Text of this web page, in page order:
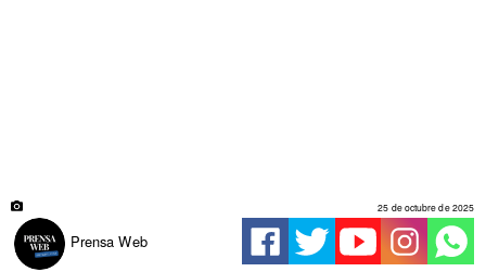
Prensa Web
25 de octubre de 2025